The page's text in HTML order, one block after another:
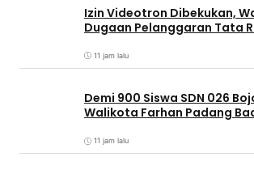
Izin Videotron Dibekukan,
Dugaan Pelanggaran Tata
11 jam lalu
Demi 900 Siswa SDN 026
Walikota Farhan Padang
11 jam lalu